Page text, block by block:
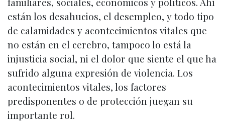
están los desahucios, el desempleo, y todo tipo
de calamidades y acontecimientos vitales que
no están en el cerebro, tampoco lo está la
injusticia social, ni el dolor que siente el que ha
sufrido alguna expresión de violencia. Los
acontecimientos vitales, los factores
predisponentes o de protección juegan su
importante rol.